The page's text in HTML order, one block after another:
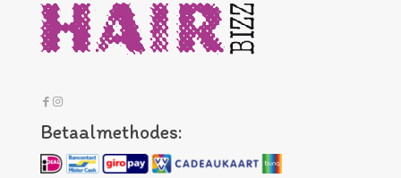
Betaalmethodes: